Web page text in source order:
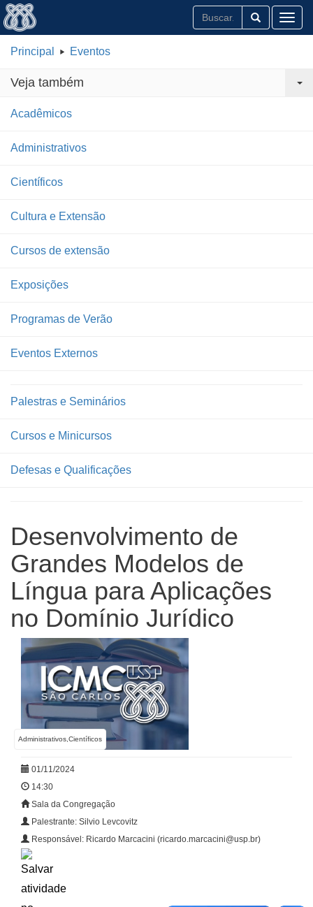
Principal Eventos
Veja também
Acadêmicos
Administrativos
Científicos
Cultura e Extensão
Cursos de extensão
Exposições
Programas de Verão
Eventos Externos
Palestras e Seminários
Cursos e Minicursos
Defesas e Qualificações
Desenvolvimento de
Grandes Modelos de
Língua para Aplicações
no Domínio Jurídico
Administrativos,Científicos
01/11/2024
14:30
Sala da Congregação
Palestrante: Silvio Levcovitz
Responsável: Ricardo Marcacini (ricardo.marcacini@usp.br)